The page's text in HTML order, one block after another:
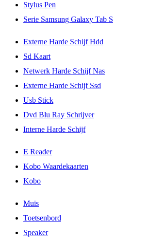
Stylus Pen
Serie Samsung Galaxy Tab S
Externe Harde Schijf Hdd
Sd Kaart
Netwerk Harde Schijf Nas
Externe Harde Schijf Ssd
Usb Stick
Dvd Blu Ray Schrijver
Interne Harde Schijf
E Reader
Kobo Waardekaarten
Kobo
Muis
Toetsenbord
Speaker